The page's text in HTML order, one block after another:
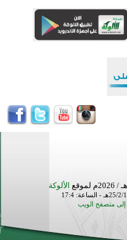
في بينزا وساراتوف وموردوفيا هذا العام
الألوكة
متصفح الويب